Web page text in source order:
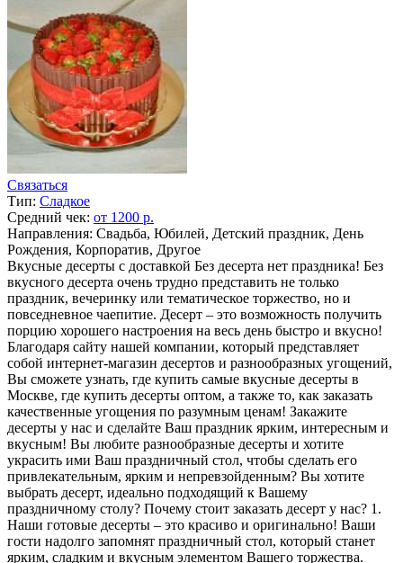
Связаться
Тип: Сладкое
Средний чек: от 1200 р.
Направления: Свадьба, Юбилей, Детский праздник, День
Рождения, Корпоратив, Другое
Вкусные десерты с доставкой Без десерта нет праздника! Без
вкусного десерта очень трудно представить не только
праздник, вечеринку или тематическое торжество, но и
повседневное чаепитие. Десерт – это возможность получить
порцию хорошего настроения на весь день быстро и вкусно!
Благодаря сайту нашей компании, который представляет
собой интернет-магазин десертов и разнообразных угощений,
Вы сможете узнать, где купить самые вкусные десерты в
Москве, где купить десерты оптом, а также то, как заказать
качественные угощения по разумным ценам! Закажите
десерты у нас и сделайте Ваш праздник ярким, интересным и
вкусным! Вы любите разнообразные десерты и хотите
украсить ими Ваш праздничный стол, чтобы сделать его
привлекательным, ярким и непревзойденным? Вы хотите
выбрать десерт, идеально подходящий к Вашему
праздничному столу? Почему стоит заказать десерт у нас? 1.
Наши готовые десерты – это красиво и оригинально! Ваши
гости надолго запомнят праздничный стол, который станет
ярким, сладким и вкусным элементом Вашего торжества.